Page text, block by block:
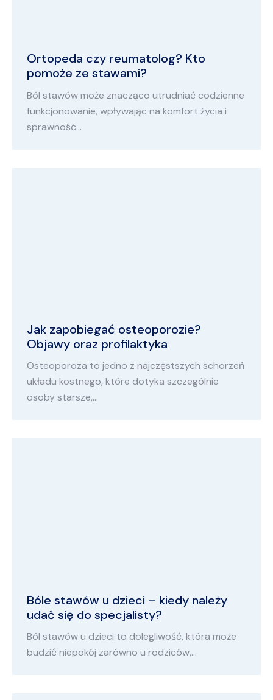
Ortopeda czy reumatolog? Kto
pomoże ze stawami?
Ból stawów może znacząco utrudniać codzienne
funkcjonowanie, wpływając na komfort życia i
sprawność…
Jak zapobiegać osteoporozie?
Objawy oraz profilaktyka
Osteoporoza to jedno z najczęstszych schorzeń
układu kostnego, które dotyka szczególnie
osoby starsze,…
Bóle stawów u dzieci – kiedy należy
udać się do specjalisty?
Ból stawów u dzieci to dolegliwość, która może
budzić niepokój zarówno u rodziców,…